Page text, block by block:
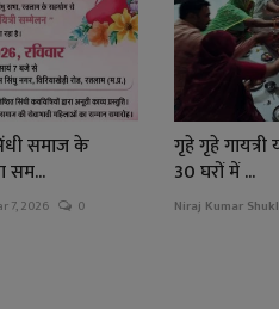
समाज के
सम...
7, 2026 0
गृहे गृहे
30 घरों में ...
Niraj Kumar